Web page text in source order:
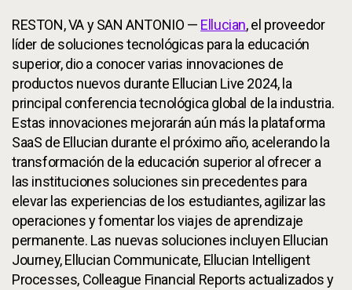
RESTON, VA y SAN ANTONIO — Ellucian, el proveedor
líder de soluciones tecnológicas para la educación
superior, dio a conocer varias innovaciones de
productos nuevos durante Ellucian Live 2024, la
principal conferencia tecnológica global de la industria.
Estas innovaciones mejorarán aún más la plataforma
SaaS de Ellucian durante el próximo año, acelerando la
transformación de la educación superior al ofrecer a
las instituciones soluciones sin precedentes para
elevar las experiencias de los estudiantes, agilizar las
operaciones y fomentar los viajes de aprendizaje
permanente. Las nuevas soluciones incluyen Ellucian
Journey, Ellucian Communicate, Ellucian Intelligent
Processes, Colleague Financial Reports actualizados y